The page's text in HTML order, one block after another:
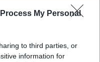
My Personal
to third parties, or
information for
attrae e si lascia il
successo del Festival